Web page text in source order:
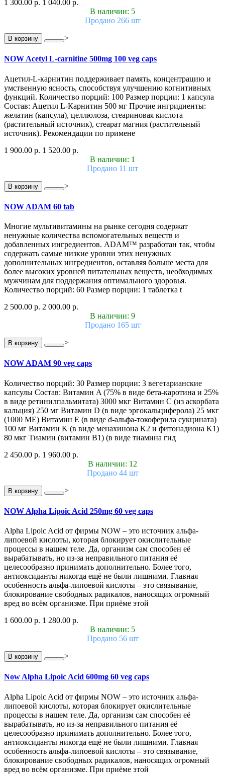
1 300.00 р. 1 040.00 р.
В наличии: 5
Продано 266 шт
В корзину >
NOW Acetyl L-carnitine 500mg 100 veg caps
Ацетил-L-карнитин поддерживает память, концентрацию и
умственную ясность, способствуя улучшению когнитивных
функций. Количество порций: 100 Размер порции: 1 капсула
Состав: Ацетил L-Карнитин 500 мг Прочие ингридиенты:
желатин (капсула), целлюлоза, стеариновая кислота
(растительный источник), стеарат магния (растительный
источник). Рекомендации по примене
1 900.00 р. 1 520.00 р.
В наличии: 1
Продано 11 шт
В корзину >
NOW ADAM 60 tab
Многие мультивитамины на рынке сегодня содержат
ненужные количества вспомогательных веществ и
добавленных ингредиентов. ADAM™ разработан так, чтобы
содержать самые низкие уровни этих ненужных
дополнительных ингредиентов, оставляя больше места для
более высоких уровней питательных веществ, необходимых
мужчинам для поддержания оптимального здоровья.
Количество порций: 60 Размер порции: 1 таблетка t
2 500.00 р. 2 000.00 р.
В наличии: 9
Продано 165 шт
В корзину >
NOW ADAM 90 veg caps
Количество порций: 30 Размер порции: 3 вегетарианские
капсулы Состав: Витамин A (75% в виде бета-каротина и 25%
в виде ретинилпальмитата) 3000 мкг Витамин С (из аскорбата
кальция) 250 мг Витамин D (в виде эргокальциферола) 25 мкг
(1000 МЕ) Витамин E (в виде d-альфа-токоферила сукцината)
100 мг Витамин K (в виде менахинона K2 и фитонадиона K1)
80 мкг Тиамин (витамин B1) (в виде тиамина гид
2 450.00 р. 1 960.00 р.
В наличии: 12
Продано 44 шт
В корзину >
NOW Alpha Lipoic Acid 250mg 60 veg caps
Alpha Lipoic Acid от фирмы NOW – это источник альфа-
липоевой кислоты, которая блокирует окислительные
процессы в нашем теле. Да, организм сам способен её
вырабатывать, но из-за неправильного питания её
целесообразно принимать дополнительно. Более того,
антиоксиданты никогда ещё не были лишними. Главная
особенность альфа-липоевой кислоты – это связывание,
блокирование свободных радикалов, наносящих огромный
вред во всём организме. При приёме этой
1 600.00 р. 1 280.00 р.
В наличии: 5
Продано 56 шт
В корзину >
Now Alpha Lipoic Acid 600mg 60 veg caps
Alpha Lipoic Acid от фирмы NOW – это источник альфа-
липоевой кислоты, которая блокирует окислительные
процессы в нашем теле. Да, организм сам способен её
вырабатывать, но из-за неправильного питания её
целесообразно принимать дополнительно. Более того,
антиоксиданты никогда ещё не были лишними. Главная
особенность альфа-липоевой кислоты – это связывание,
блокирование свободных радикалов, наносящих огромный
вред во всём организме. При приёме этой